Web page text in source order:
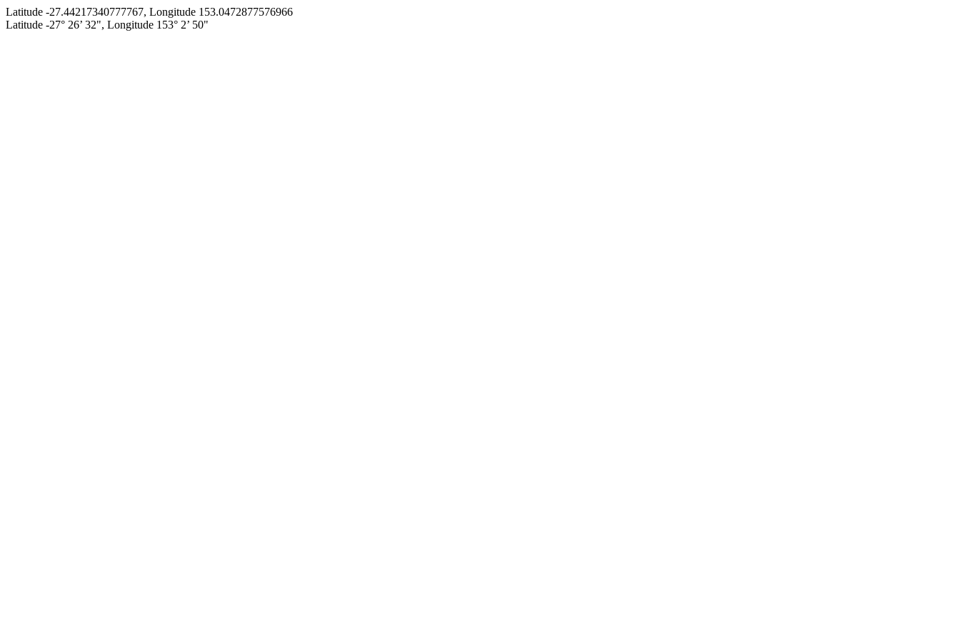
Latitude -27.44217340777767, Longitude 153.0472877576966
Latitude -27° 26’ 32", Longitude 153° 2’ 50"